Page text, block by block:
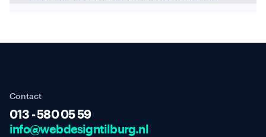
Contact
013 - 580 05 59
info@webdesigntilburg.nl